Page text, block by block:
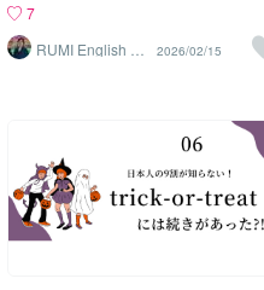
っと内緒ですこの /ɔː/ , / ɔ / の言い方が
「オ」ではなく「オォ」と伸ばし気味
する言い方が、アメリカ発音では必要
のが理想なのですが、ここではシンプル
に伸ばすと思ってくださいなので、「ロ
ング」ではなく「ロォン(グ)」というの
が本来の響きになりますそうすると
"wrong" 「ロォン(グ)」 "alo
ng" 「アロォン(グ)」 "song"
と言われたら？ 多くの人が “look” を思い
浮かべるのではないでしょうか。 でも
は、 英語の「見る」は1つではありませ
アイメージLook自分から視線を向ける行
動 I looked at the sky. （空を見上げた）
look は look at をセットで覚えてしまう
と楽。先生が Look at this picture. と言う
のは、「注意を向けて」という意味です
ね。 See視界に入る／結果として知覚す
7
RUMI English Le
2026/02/15